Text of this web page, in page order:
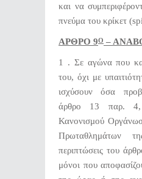
και να
πνεύμα του κρίκετ
ΑΡΘΡΟ 9Ο –
1 . Σε αγώνα που
του, όχι με
ισχύσουν όσα
άρθρο 13 παρ.
Κανονισμού
Πρωταθλημάτων
περιπτώσεις του
μόνοι που